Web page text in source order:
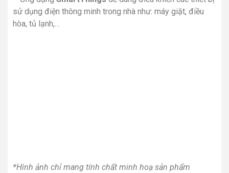
sử dụng điện thông minh trong nhà như: máy giặt, điều
hòa, tủ lạnh,…
*Hình ảnh chỉ mang tính chất minh hoạ sản phẩm